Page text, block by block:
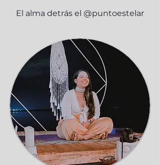
El alma detrás el @puntoestelar